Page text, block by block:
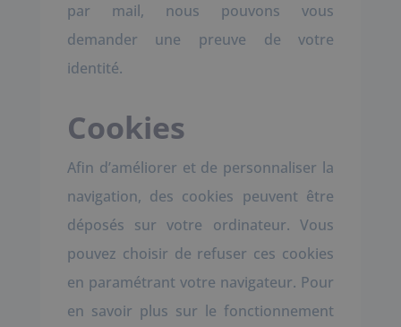
par mail, nous pouvons vous
demander une preuve de votre
identité.
Cookies
Afin d’améliorer et de personnaliser la
navigation, des cookies peuvent être
déposés sur votre ordinateur. Vous
pouvez choisir de refuser ces cookies
en paramétrant votre navigateur. Pour
en savoir plus sur le fonctionnement